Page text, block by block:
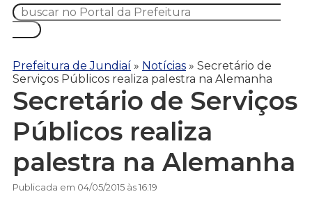
Prefeitura de Jundiaí » Notícias » Secretário de
Serviços Públicos realiza palestra na Alemanha
Secretário de Serviços
Públicos realiza
palestra na Alemanha
Publicada em 04/05/2015 às 16:19